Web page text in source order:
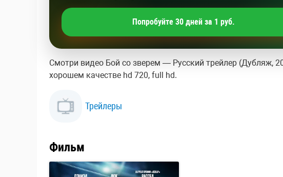
Попробуйте 30 дней за 1 руб.
Смотри видео Бой со зверем — Русский трейлер (Дубляж,
хорошем качестве hd 720, full hd.
Трейлеры
Фильм